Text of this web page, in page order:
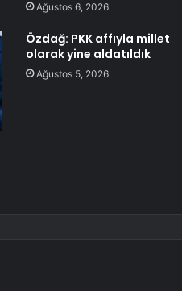
Ağustos 6, 2026
Özdağ: PKK affıyla millet
olarak yine aldatıldık
Ağustos 5, 2026